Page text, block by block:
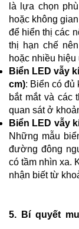
là lựa chọn
hoặc không
để hiển thị các
thị hạn chế
hoặc nhiều
Biển LED vẫy
cm): Biển có đủ
bắt mắt và các
quan sát ở
Biển LED vẫy
Những mẫu
đường đông
có tầm nhìn xa.
nhận biết từ
5. Bí quyết